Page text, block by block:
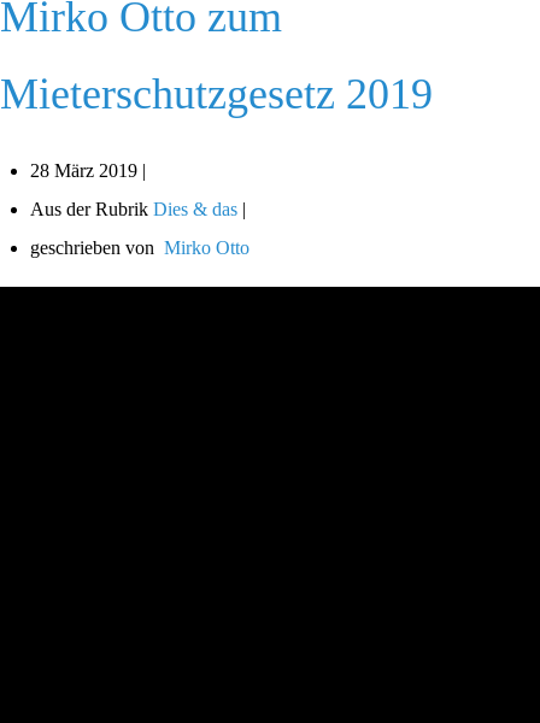
Mirko Otto zum
Mieterschutzgesetz 2019
28 März 2019 |
Aus der Rubrik Dies & das |
geschrieben von Mirko Otto